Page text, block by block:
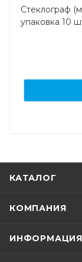
Стеклограф
упаковка 10
КАТАЛОГ
КОМПАНИЯ
ИНФОРМАЦИЯ